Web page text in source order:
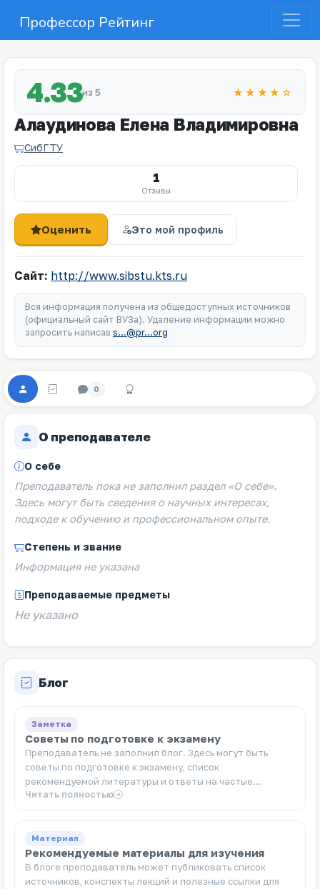
Профессор Рейтинг
4.33из 5 ★★★★☆
Алаудинова Елена Владимировна
СибГТУ
1
Отзывы
Оценить Это мой профиль
Сайт: http://www.sibstu.kts.ru
Вся информация получена из общедоступных источников
(официальный сайт ВУЗа). Удаление информации можно
запросить написав s...@pr...org
0
О преподавателе
О себе
Преподаватель пока не заполнил раздел «О себе».
Здесь могут быть сведения о научных интересах,
подходе к обучению и профессиональном опыте.
Степень и звание
Информация не указана
Преподаваемые предметы
Не указано
Блог
Заметка
Советы по подготовке к экзамену
Преподаватель не заполнил блог. Здесь могут быть
советы по подготовке к экзамену, список
рекомендуемой литературы и ответы на частые
вопросы.
Читать полностью
Материал
Рекомендуемые материалы для изучения
В блоге преподаватель может публиковать список
источников, конспекты лекций и полезные ссылки для